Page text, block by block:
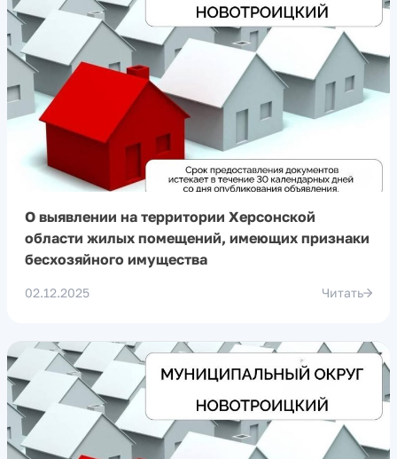
О выявлении на территории Херсонской
области жилых помещений, имеющих признаки
бесхозяйного имущества
02.12.2025 Читать